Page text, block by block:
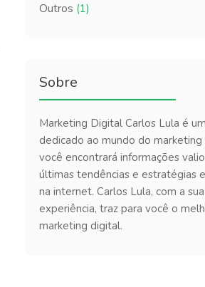
Outros (1)
Sobre
Marketing Digital Carlos Lula é
dedicado ao mundo do marketing
você encontrará informações
últimas tendências e estratégias
na internet. Carlos Lula, com a
experiência, traz para você o
marketing digital.